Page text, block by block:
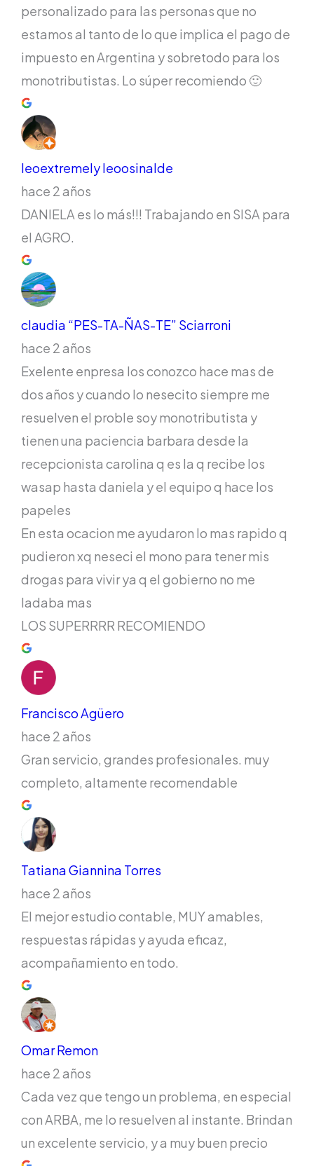
personalizado para las personas que no
estamos al tanto de lo que implica el pago de
impuesto en Argentina y sobretodo para los
monotributistas. Lo súper recomiendo 🙂
leoextremely leoosinalde
hace 2 años
DANIELA es lo más!!! Trabajando en SISA para
el AGRO.
claudia “PES-TA-ÑAS-TE” Sciarroni
hace 2 años
Exelente enpresa los conozco hace mas de
dos años y cuando lo nesecito siempre me
resuelven el proble soy monotributista y
tienen una paciencia barbara desde la
recepcionista carolina q es la q recibe los
wasap hasta daniela y el equipo q hace los
papeles
En esta ocacion me ayudaron lo mas rapido q
pudieron xq neseci el mono para tener mis
drogas para vivir ya q el gobierno no me
ladaba mas
LOS SUPERRRR RECOMIENDO
Francisco Agüero
hace 2 años
Gran servicio, grandes profesionales. muy
completo, altamente recomendable
Tatiana Giannina Torres
hace 2 años
El mejor estudio contable, MUY amables,
respuestas rápidas y ayuda eficaz,
acompañamiento en todo.
Omar Remon
hace 2 años
Cada vez que tengo un problema, en especial
con ARBA, me lo resuelven al instante. Brindan
un excelente servicio, y a muy buen precio